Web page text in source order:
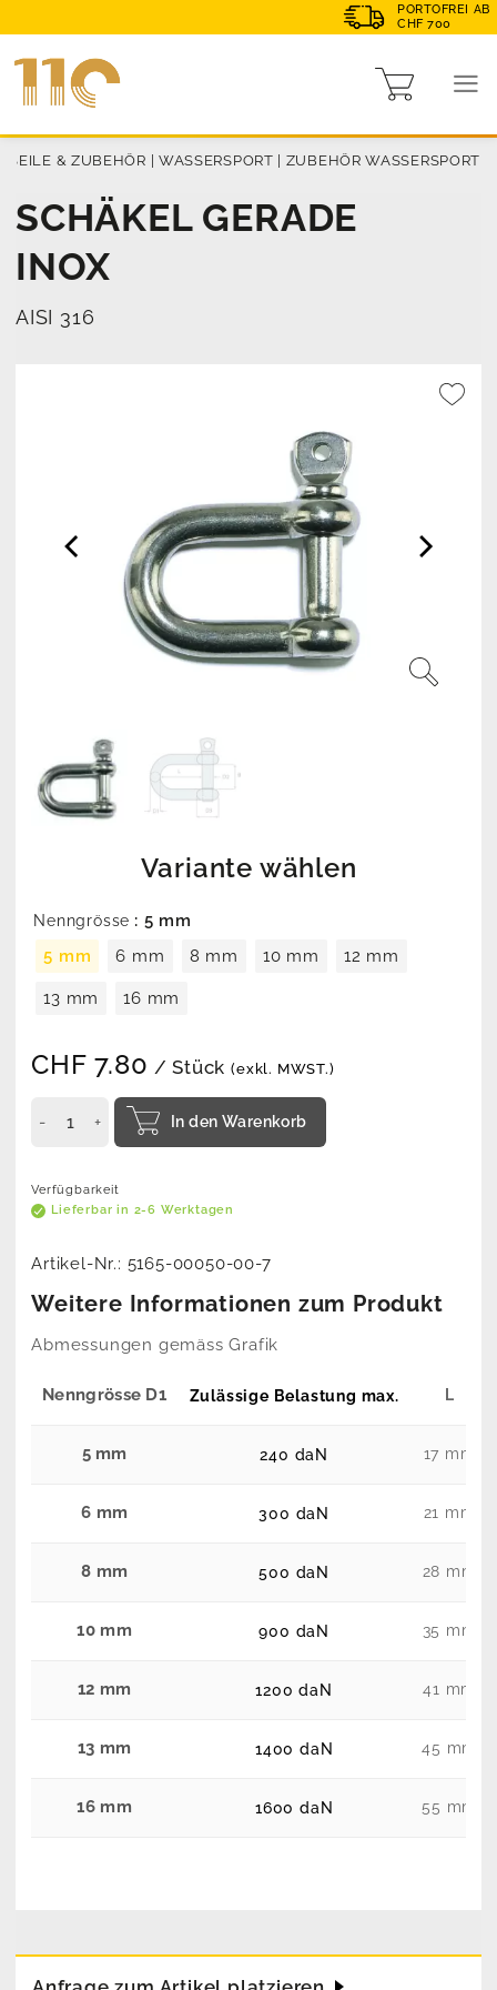
PORTOFREI AB
CHF 700
SEILE & ZUBEHÖR | WASSERSPORT | ZUBEHÖR WASSERSPORT
SCHÄKEL GERADE
INOX
AISI 316
Variante wählen
Nenngrösse : 5 mm
5 mm
6 mm 8 mm 10 mm 12 mm
13 mm 16 mm
CHF 7.80 / Stück (exkl. MWST.)
In den Warenkorb
Verfügbarkeit
Lieferbar in 2-6 Werktagen
Artikel-Nr.: 5165-00050-00-7
Weitere Informationen zum Produkt
Abmessungen gemäss Grafik
Nenngrösse D1 Zulässige Belastung max. L
5 mm 240 daN 17 mm
6 mm 300 daN 21 mm
8 mm 500 daN 28 mm
10 mm 900 daN 35 mm
12 mm 1200 daN 41 mm
13 mm 1400 daN 45 mm
16 mm 1600 daN 55 mm